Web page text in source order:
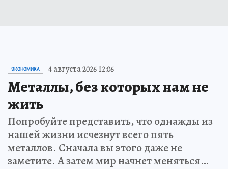
ЭКОНОМИКА 4 августа 2026 12:06
Металлы, без которых нам не
жить
Попробуйте представить, что однажды из
нашей жизни исчезнут всего пять
металлов. Сначала вы этого даже не
заметите. А затем мир начнет меняться…